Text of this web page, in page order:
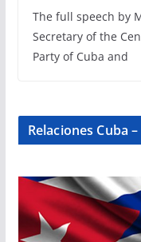
The full speech by
Secretary of the
Party of Cuba and
Relaciones Cuba –